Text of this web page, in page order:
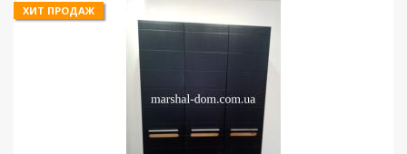
ХИТ ПРОДАЖ